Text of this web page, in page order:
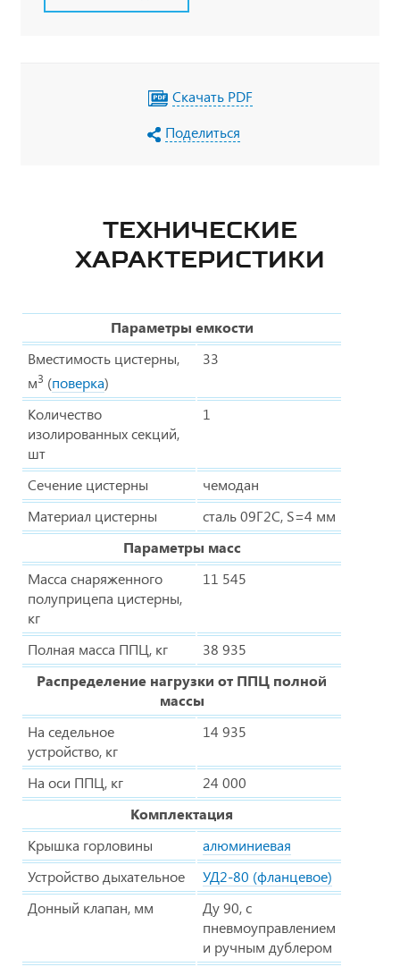
Скачать PDF
Поделиться
ТЕХНИЧЕСКИЕ
ХАРАКТЕРИСТИКИ
Параметры емкости
Вместимость цистерны,
м3 (поверка)
33
Количество
изолированных секций,
шт
1
Сечение цистерны
чемодан
Материал цистерны
сталь 09Г2С, S=4 мм
Параметры масс
Масса снаряженного
полуприцепа цистерны,
кг
11 545
Полная масса ППЦ, кг
38 935
Распределение нагрузки от ППЦ полной
массы
На седельное
устройство, кг
14 935
На оси ППЦ, кг
24 000
Комплектация
Крышка горловины
алюминиевая
Устройство дыхательное
УД2-80 (фланцевое)
Донный клапан, мм
Ду 90, с
пневмоуправлением
и ручным дублером